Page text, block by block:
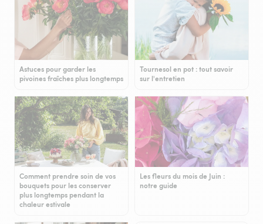
Astuces pour garder les
pivoines fraîches plus longtemps
Tournesol en pot : tout savoir
sur l'entretien
Comment prendre soin de vos
bouquets pour les conserver
plus longtemps pendant la
chaleur estivale
Les fleurs du mois de Juin :
notre guide